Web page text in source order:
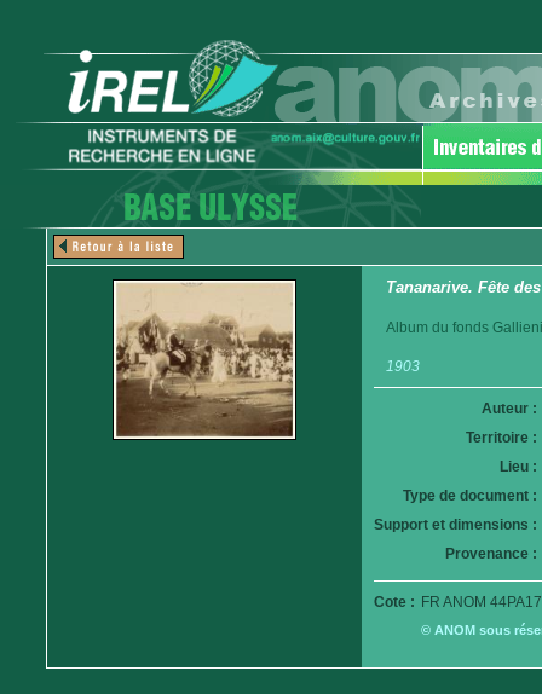
Tananarive. Fête
Album du fonds
1903
Auteur :
Territoire :
Lieu :
Type de document :
Support et dimensions :
Provenance :
Cote : FR ANOM
© ANOM sous